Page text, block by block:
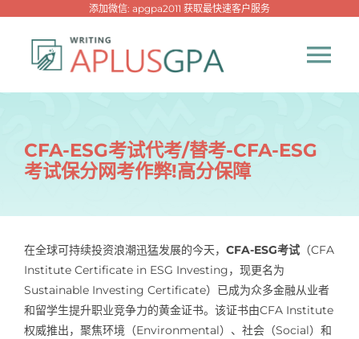
添加微信: apgpa2011 获取最快速客户服务
热门代写
网课专家
代写资讯 New！
CFA-ESG考试代考/替考-CFA-ESG
考试保分网考作弊!高分保障
在全球可持续投资浪潮迅猛发展的今天， CFA-ESG考试（CFA
Institute Certificate in ESG Investing，现更名为
Sustainable Investing Certificate）已成为众多金融从业者
和留学生提升职业竞争力的黄金证书。该证书由CFA Institute
权威推出，聚焦环境（Environmental）、社会（Social）和